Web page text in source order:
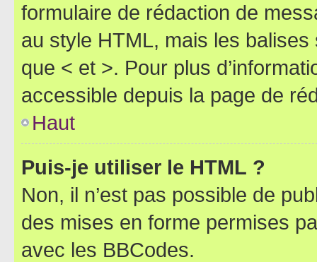
formulaire de rédaction de
au style HTML, mais les
que < et >. Pour plus
accessible depuis la page de
Haut
Puis-je utiliser le HTML ?
Non, il n’est pas possible de
des mises en forme permises
avec les BBCodes.